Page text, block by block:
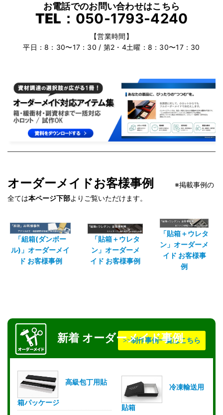
お電話でのお問い合わせはこちら
TEL： 050-1793-4240
【営業時間】
平日：8：30〜17：30 / 第2・4土曜：8：30〜17：30
オーダーメイドお客様事例
※掲載事例の
全ては本ページ下部よりご覧いただけます。
「組箱(ダンボー
ル)」オーダーメイ
ド お客様事例
「貼箱＋ウレタ
ン」オーダーメ
イド お客様事例
「貼箱＋ウレタ
ン」オーダーメ
イド お客様事
例